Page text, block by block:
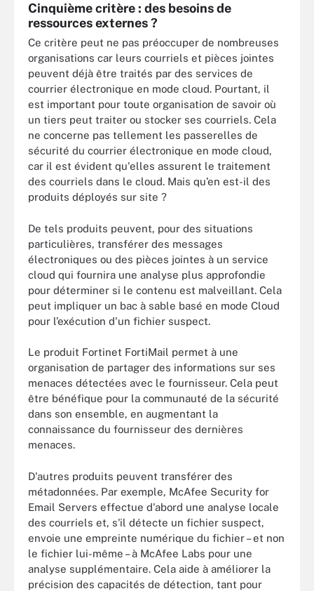
Cinquième critère : des besoins de
ressources externes ?
Ce critère peut ne pas préoccuper de nombreuses
organisations car leurs courriels et pièces jointes
peuvent déjà être traités par des services de
courrier électronique en mode cloud. Pourtant, il
est important pour toute organisation de savoir où
un tiers peut traiter ou stocker ses courriels. Cela
ne concerne pas tellement les passerelles de
sécurité du courrier électronique en mode cloud,
car il est évident qu'elles assurent le traitement
des courriels dans le cloud. Mais qu’en est-il des
produits déployés sur site ?
De tels produits peuvent, pour des situations
particulières, transférer des messages
électroniques ou des pièces jointes à un service
cloud qui fournira une analyse plus approfondie
pour déterminer si le contenu est malveillant. Cela
peut impliquer un bac à sable basé en mode Cloud
pour l’exécution d'un fichier suspect.
Le produit Fortinet FortiMail permet à une
organisation de partager des informations sur ses
menaces détectées avec le fournisseur. Cela peut
être bénéfique pour la communauté de la sécurité
dans son ensemble, en augmentant la
connaissance du fournisseur des dernières
menaces.
D'autres produits peuvent transférer des
métadonnées. Par exemple, McAfee Security for
Email Servers effectue d'abord une analyse locale
des courriels et, s'il détecte un fichier suspect,
envoie une empreinte numérique du fichier – et non
le fichier lui-même – à McAfee Labs pour une
analyse supplémentaire. Cela aide à améliorer la
précision des capacités de détection, tant pour